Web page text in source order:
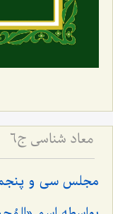
معاد شناسی ج6
مجلس سى و